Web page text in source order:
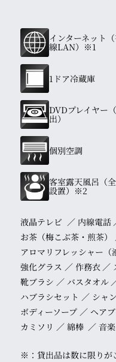
インターネット
線LAN）※1
1ドア冷蔵庫
DVDプレイヤー
出）
個別空調
客室露天風呂（
設置）※2
液晶テレビ 内線電話
お茶（梅こぶ茶・煎茶）
アロマリフレッシャー（
強化グラス
作務衣
靴ブラシ
バスタオル
ハブラシセット
シャ
ボディーソープ
ヘア
カミソリ
綿棒 音
※：貸出品は数に限りが